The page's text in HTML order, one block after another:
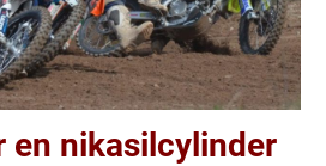
en nikasilcylinder